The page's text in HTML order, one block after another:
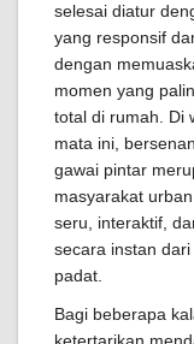
selesai diatur
yang responsif
dengan
momen yang
total di rumah. Di
mata ini,
gawai pintar
masyarakat
seru, interaktif,
secara instan
padat.
Bagi beberapa